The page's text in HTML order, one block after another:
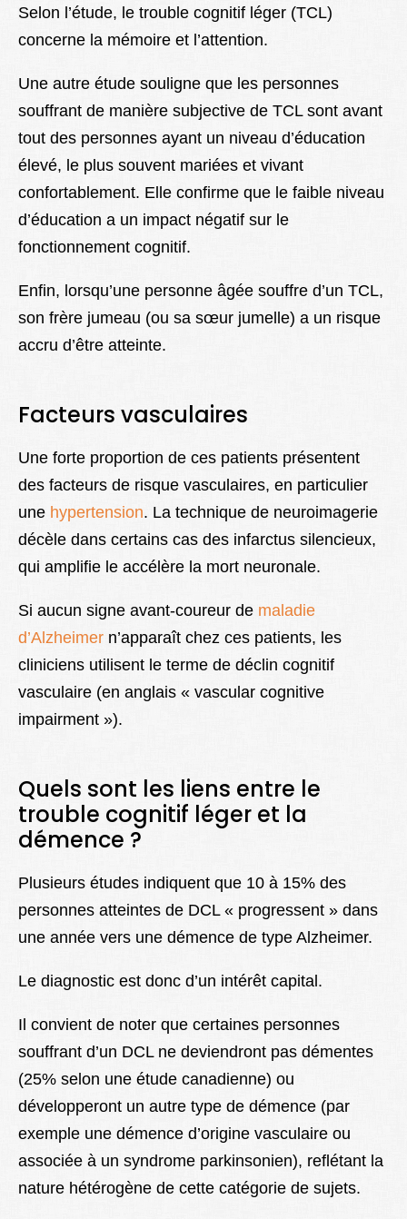
Selon l’étude, le trouble cognitif léger (TCL)
concerne la mémoire et l’attention.
Une autre étude souligne que les personnes
souffrant de manière subjective de TCL sont avant
tout des personnes ayant un niveau d’éducation
élevé, le plus souvent mariées et vivant
confortablement. Elle confirme que le faible niveau
d’éducation a un impact négatif sur le
fonctionnement cognitif.
Enfin, lorsqu’une personne âgée souffre d’un TCL,
son frère jumeau (ou sa sœur jumelle) a un risque
accru d’être atteinte.
Facteurs vasculaires
Une forte proportion de ces patients présentent
des facteurs de risque vasculaires, en particulier
une hypertension. La technique de neuroimagerie
décèle dans certains cas des infarctus silencieux,
qui amplifie le accélère la mort neuronale.
Si aucun signe avant-coureur de maladie
d’Alzheimer n’apparaît chez ces patients, les
cliniciens utilisent le terme de déclin cognitif
vasculaire (en anglais « vascular cognitive
impairment »).
Quels sont les liens entre le
trouble cognitif léger et la
démence ?
Plusieurs études indiquent que 10 à 15% des
personnes atteintes de DCL « progressent » dans
une année vers une démence de type Alzheimer.
Le diagnostic est donc d’un intérêt capital.
Il convient de noter que certaines personnes
souffrant d’un DCL ne deviendront pas démentes
(25% selon une étude canadienne) ou
développeront un autre type de démence (par
exemple une démence d’origine vasculaire ou
associée à un syndrome parkinsonien), reflétant la
nature hétérogène de cette catégorie de sujets.